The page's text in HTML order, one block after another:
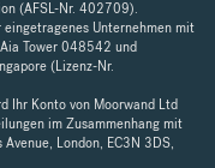
(AFSL-Nr. 402709).
Unternehmen mit
Tower 048542 und
(Lizenz-Nr.
Ihr Konto von Moorwand Ltd
im Zusammenhang mit
London, EC3N 3DS,